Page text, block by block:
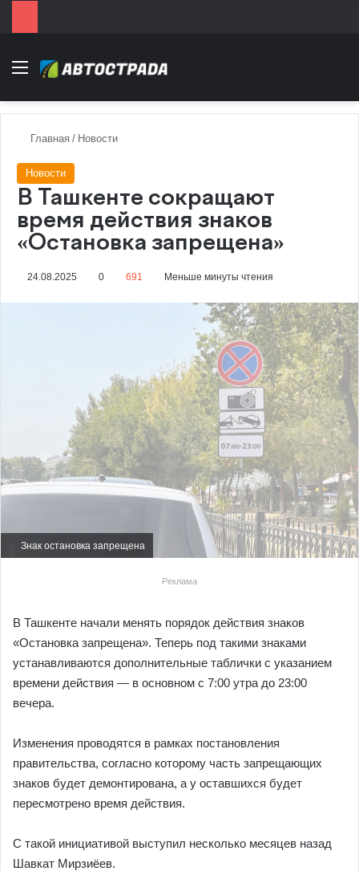
Menu
Главная / Новости
Новости
В Ташкенте сокращают
время действия знаков
«Остановка запрещена»
24.08.2025 0 691 Меньше минуты чтения
Знак остановка запрещена
Реклама
В Ташкенте начали менять порядок действия знаков
«Остановка запрещена». Теперь под такими знаками
устанавливаются дополнительные таблички с указанием
времени действия — в основном с 7:00 утра до 23:00
вечера.
Изменения проводятся в рамках постановления
правительства, согласно которому часть запрещающих
знаков будет демонтирована, а у оставшихся будет
пересмотрено время действия.
С такой инициативой выступил несколько месяцев назад
Шавкат Мирзиёев.